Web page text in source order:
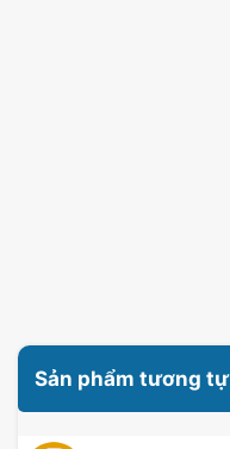
Sản phẩm tương tự